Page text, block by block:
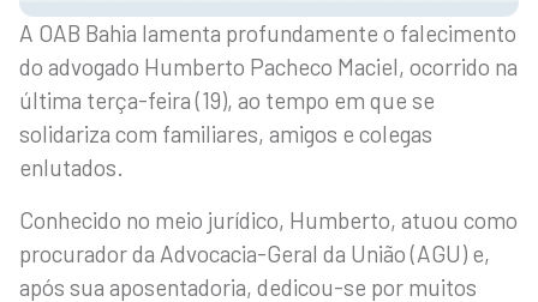
A OAB Bahia lamenta profundamente o falecimento
do advogado Humberto Pacheco Maciel, ocorrido na
última terça-feira (19), ao tempo em que se
solidariza com familiares, amigos e colegas
enlutados.
Conhecido no meio jurídico, Humberto, atuou como
procurador da Advocacia-Geral da União (AGU) e,
após sua aposentadoria, dedicou-se por muitos